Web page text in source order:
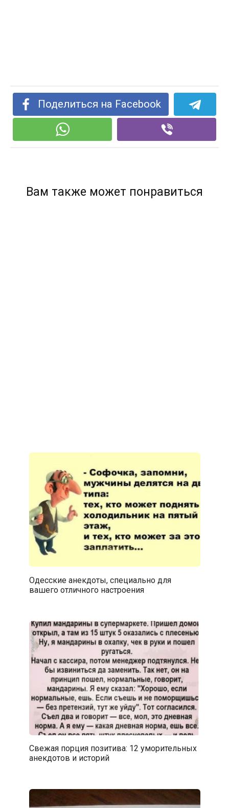
Поделиться на Facebook
Вам также может понравиться
Одесские анекдоты, специально для
вашего отличного настроения
Свежая порция позитива: 12 уморительных
анекдотов и историй